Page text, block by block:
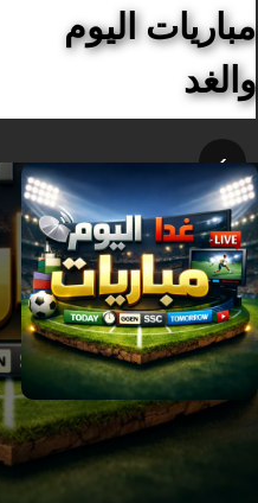
مباريات اليوم
والغد
›